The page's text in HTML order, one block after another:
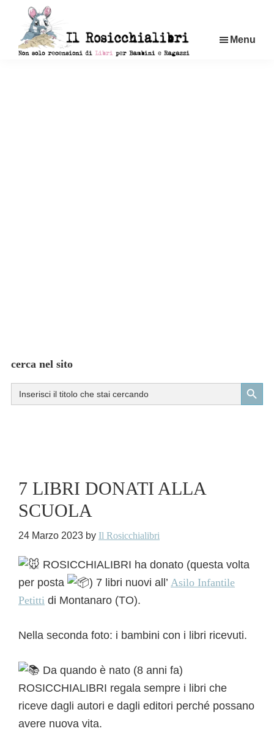
contenuto
Menu
cerca nel sito
Search
for:
Search Button
7 LIBRI DONATI ALLA
SCUOLA
24 Marzo 2023 by Il Rosicchialibri
ROSICCHIALIBRI ha donato (questa volta
per posta
) 7 libri nuovi all’ Asilo Infantile
Petitti di Montanaro (TO).
Nella seconda foto: i bambini con i libri ricevuti.
Da quando è nato (8 anni fa)
ROSICCHIALIBRI regala sempre i libri che
riceve dagli autori e dagli editori perché possano
avere nuova vita.